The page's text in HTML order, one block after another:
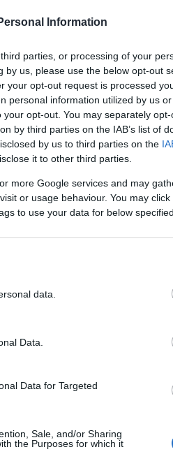
Information
parties, or processing of your
us, please use the below opt-out
your opt-out request is processed
personal information utilized by us
opt-out. You may separately
by third parties on the IAB’s list of
by us to third parties on the
it to other third parties.
more Google services and may
or usage behaviour. You may
to use your data for below
data.
Data.
Data for Targeted
Sale, and/or Sharing
the Purposes for which it
2000
miközben
százalékos
HÍREK 2023.
ÁKK-vezér:
Plusznál is
kedvezőbb
Két év
kereshet